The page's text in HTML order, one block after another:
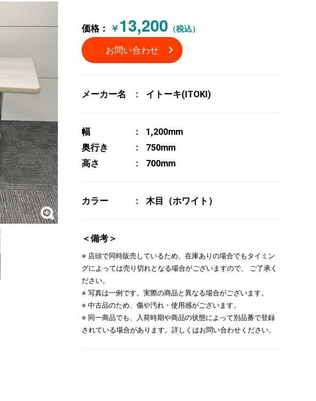
価格： ￥ 13,200 （税込）
お問い合わせ
メーカー名 イトーキ(ITOKI)
幅
1,200mm
奥行き
750mm
高さ
700mm
カラー 木目（ホワイト）
＜備考＞
※ 店頭で同時販売しているため、在庫ありの場合でもタイミン
グによっては売り切れとなる場合がございますので、 ご了承く
ださい。
※ 写真は一例です。実際の商品と異なる場合がございます。
※ 中古品のため、傷や汚れ・使用感がございます。
※ 同一商品でも、入荷時期や商品の状態によって別品番で登録
されている場合があります。詳しくはお問い合わせください。